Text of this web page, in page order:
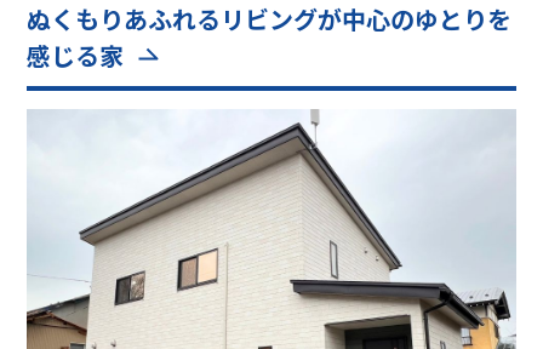
ぬくもりあふれるリビングが中心のゆとりを
感じる家